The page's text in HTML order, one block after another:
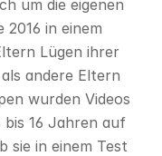
um die eigenen
2016 in einem
Lügen ihrer
andere Eltern
wurden Videos
16 Jahren auf
sie in einem Test